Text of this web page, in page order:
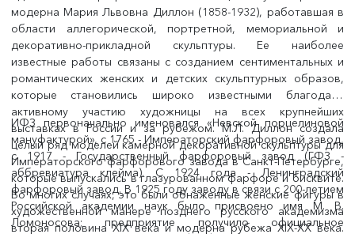
модерна Мария Львовна Диллон (1858-1932), работавшая в
области аллегорической, портретной, мемориальной и
декоративно-прикладной скульптуры. Ее наиболее
известные работы связаны с созданием сентиментальных и
романтических женских и детских скульптурных образов,
которые становились широко известными благодаря
активному участию художницы на всех крупнейших
выставках в России и за рубежом. М.Л. Диллон создала
целый ряд моделей камерной декоративной скульптуры для
Императорского фарфорового завода в Санкт-Петербурге,
которые выпускались в глазурованном фарфоре и бисквите.
Во многих случаях, это были обнаженные женские фигуры в
художественной манере позднего русского академизма
вторая половина XIX века и модерна рубежа XIX-XX века.
ИФЗ первоначально именовался «Невской порцелиновой
мануфактурой», с 1765 - Императорский фарфоровый завод,
с 1917 - Государственный фарфоровый завод (ГФЗ -
аббревиатура клейма). С 1924 года - Ленинградский
фарфоровый завод. В 1925 году заводу в связи с 200-летием
Российской академии наук было присвоено имя М. В.
Ломоносова; предприятие получило официальное